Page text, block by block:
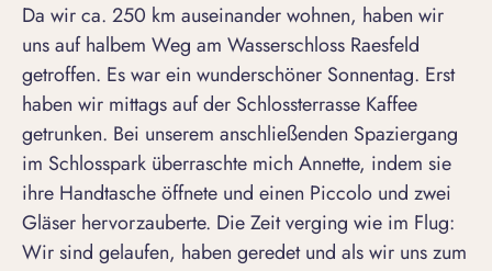
Da wir ca. 250 km auseinander wohnen, haben wir
uns auf halbem Weg am Wasserschloss Raesfeld
getroffen. Es war ein wunderschöner Sonnentag. Erst
haben wir mittags auf der Schlossterrasse Kaffee
getrunken. Bei unserem anschließenden Spaziergang
im Schlosspark überraschte mich Annette, indem sie
ihre Handtasche öffnete und einen Piccolo und zwei
Gläser hervorzauberte. Die Zeit verging wie im Flug:
Wir sind gelaufen, haben geredet und als wir uns zum